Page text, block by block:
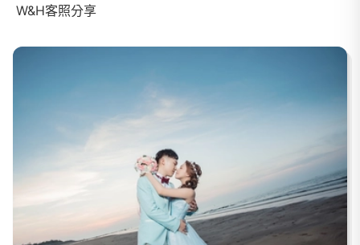
W&H客照分享